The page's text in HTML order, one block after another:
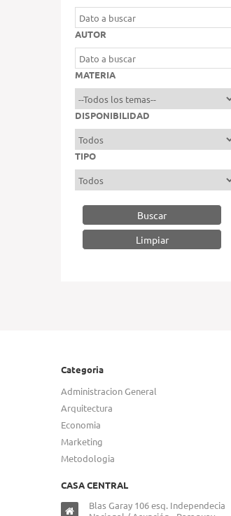
AUTOR
MATERIA
DISPONIBILIDAD
TIPO
Buscar
Categoria
Administracion General
Arquitectura
Economia
Marketing
Metodologia
CASA CENTRAL
Blas Garay 106 esq. Independecia